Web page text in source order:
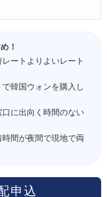
！
ートよりよいレート
韓国ウォンを購入し
口に出向く時間のない
間が夜間で現地で両
申込